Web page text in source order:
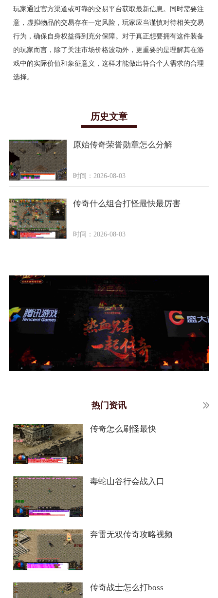
玩家通过官方渠道或可靠的交易平台获取最新信息。同时需要注
意，虚拟物品的交易存在一定风险，玩家应当谨慎对待相关交易
行为，确保自身权益得到充分保障。对于真正想要拥有这件装备
的玩家而言，除了关注市场价格波动外，更重要的是理解其在游
戏中的实际价值和象征意义，这样才能做出符合个人需求的合理
选择。
历史文章
原始传奇荣誉勋章怎么分解
时间：2026-08-03
传奇什么组合打怪最快最厉害
时间：2026-08-03
热门资讯
传奇怎么刷怪最快
毒蛇山谷行会战入口
奔雷无双传奇攻略视频
传奇战士怎么打boss